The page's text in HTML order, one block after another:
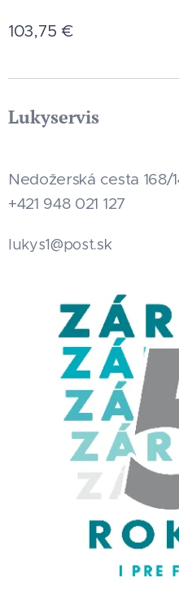
103,75 €
Lukyservis
Nedožerská cesta 168/
+421 948 021 127
lukys1@post.sk